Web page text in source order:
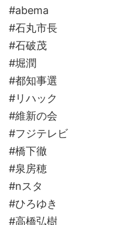
#abema
#石丸市長
#石破茂
#堀潤
#都知事選
#リハック
#維新の会
#フジテレビ
#橋下徹
#泉房穂
#nスタ
#ひろゆき
#高橋弘樹